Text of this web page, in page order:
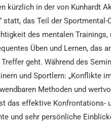
in der von Kunhardt
das Teil der
des mentalen
Üben und Lernen, das
geht. Während des
und Sportlern: „Konflikte
Methoden und
das effektive
und sehr persönliche